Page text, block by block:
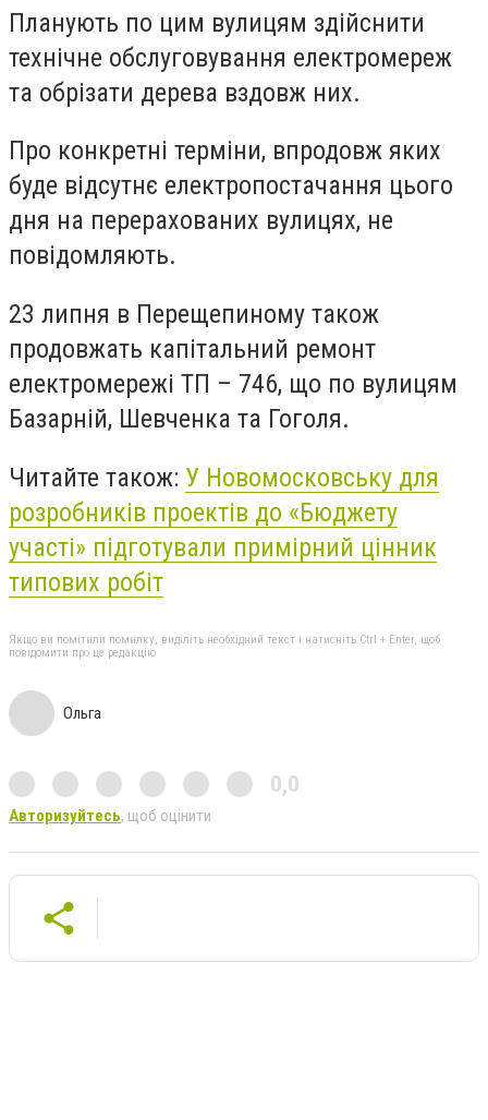
Планують по цим вулицям здійснити
технічне обслуговування електромереж
та обрізати дерева вздовж них.
Про конкретні терміни, впродовж яких
буде відсутнє електропостачання цього
дня на перерахованих вулицях, не
повідомляють.
23 липня в Перещепиному також
продовжать капітальний ремонт
електромережі ТП – 746, що по вулицям
Базарній, Шевченка та Гоголя.
Читайте також: У Новомосковську для
розробників проектів до «Бюджету
участі» підготували примірний цінник
типових робіт
Якщо ви помітили помилку, виділіть необхідний текст і натисніть Ctrl + Enter, щоб
повідомити про це редакцію
Ольга
0,0
Авторизуйтесь, щоб оцінити